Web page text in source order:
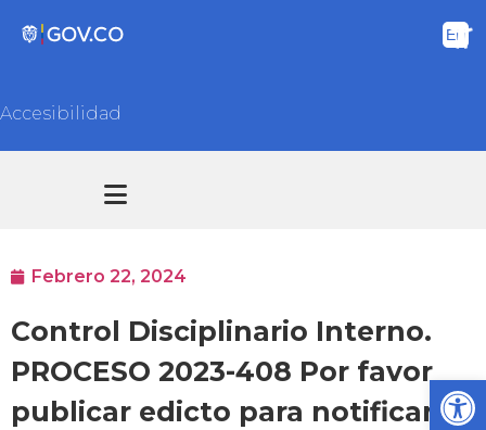
Accesibilidad
Febrero 22, 2024
Control Disciplinario Interno.
PROCESO 2023-408 Por favor
publicar edicto para notificar a